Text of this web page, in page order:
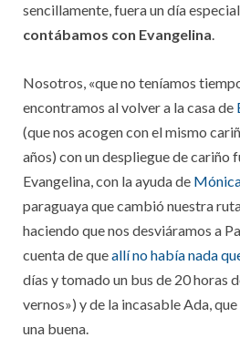
sencillamente, fuera un día
contábamos con Evangelina.
Nosotros, «que no teníamos
encontramos al volver a la casa de
(que nos acogen con el mismo
años) con un despliegue de cariño
Evangelina, con la ayuda de
paraguaya que cambió nuestra
haciendo que nos desviáramos a
cuenta de queallí no había nada
días y tomado un bus de 20 horas
vernos») y de la incasable Ada,
una buena.